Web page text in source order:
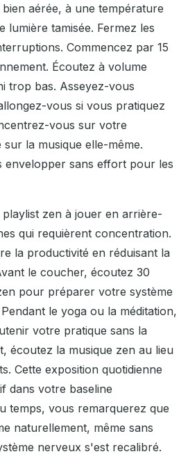
aérée, à une température
lumière tamisée. Fermez les
Commencez par 15
Écoutez à volume
trop bas. Asseyez-vous
vous si vous pratiquez
vous sur votre
la musique elle-même.
envelopper sans effort pour les
zen à jouer en arrière-
qui requièrent concentration.
la productivité en réduisant la
le coucher, écoutez 30
pour préparer votre système
le yoga ou la méditation,
votre pratique sans la
écoutez la musique zen au lieu
Cette exposition quotidienne
dans votre baseline
temps, vous remarquerez que
naturellement, même sans
nerveux s'est recalibré.